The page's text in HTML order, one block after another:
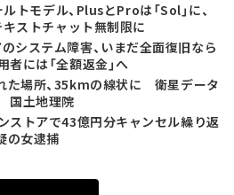
トモデル、PlusとProは「Sol」に、
キストチャット無制限に
システム障害、いまだ全面復旧なら
には「全額返金」へ
た場所、35kmの線状に 衛星データ
国土地理院
ストアで43億円分キャンセル繰り返
の女逮捕